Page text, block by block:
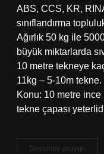
ABS, CCS, KR,
sınıflandırma
Ağırlık 50 kg ile
büyük miktarlarda
10 metre tekneye
11kg – 5-10m
Konu: 10 metre
tekne çapası
Devamını okuyun